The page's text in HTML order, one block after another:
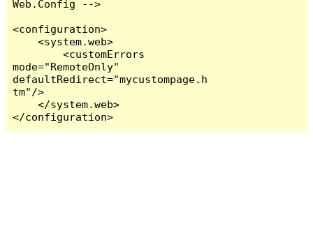
Web.Config -->
<configuration>
    <system.web>
        <customErrors
mode="RemoteOnly"
defaultRedirect="mycustompage.h
tm"/>
    </system.web>
</configuration>